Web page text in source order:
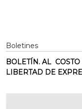
Boletines
BOLETÍN. AL
LIBERTAD DE